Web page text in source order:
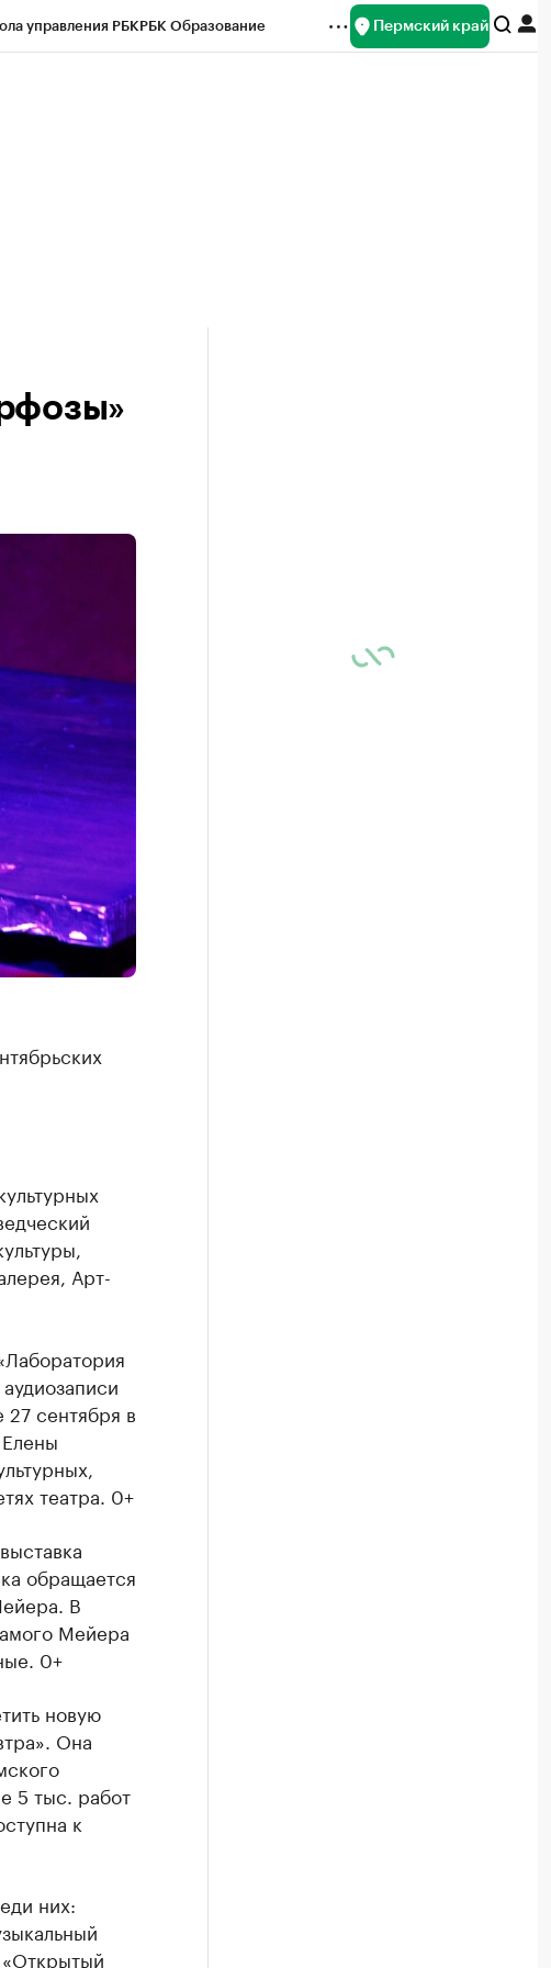
управления РБКРБК Образование Пермский край
Арт-
сентября в
театра. 0+
обращается
В
Мейера
0+
новую
Она
5 тыс. работ
к
них: